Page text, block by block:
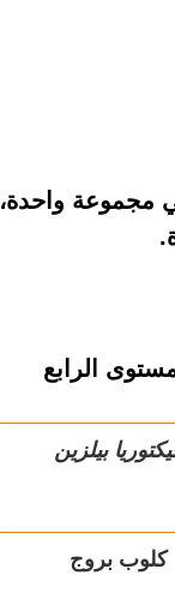
مجموعة واحدة،
الرابع
بيلزين
كلوب بروج